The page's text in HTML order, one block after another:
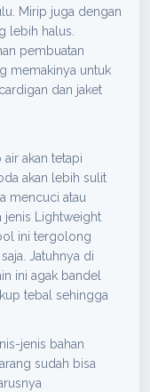
Mirip juga dengan
lebih halus.
pembuatan
memakinya untuk
dan jaket
akan tetapi
akan lebih sulit
mencuci atau
jenis Lightweight
ini tergolong
Jatuhnya di
ini agak bandel
tebal sehingga
jenis bahan
sudah bisa